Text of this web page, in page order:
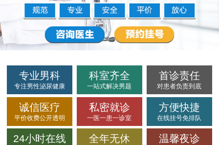
专业男科
专注男性泌尿健康
科室齐全
一站式解决男题
首诊责任
对患者负责到底
诚信医疗
平价收费公开透明
私密就诊
一医一患一诊室
方便快捷
在线挂号免排队
24小时在线 全年无休 温馨夜诊